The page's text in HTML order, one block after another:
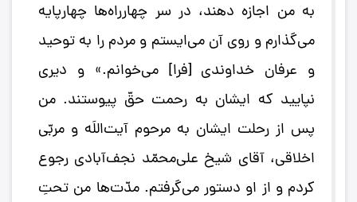
به من اجازه دهند، در سر چهارراه‌ها چهارپایه
می‌گذارم و روی آن می‌ایستم و مردم را به توحید
و عرفان خداوندی [فرا] می‌خوانم.» و دیری
نپایید که ایشان به رحمت حقّ پیوستند. من
پس از رحلت ایشان به مرحوم آیت‌اللَه و مربّی
اخلاقی، آقای شیخ علی‌محمّد نجف‌آبادی‌ رجوع
کردم و از او دستور می‌گرفتم. مدّت‌ها من تحتِ